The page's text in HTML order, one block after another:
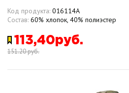
Код продукта: 016114A
Состав: 60% хлопок, 40% полиэстер
113,40руб.
151.20 руб.